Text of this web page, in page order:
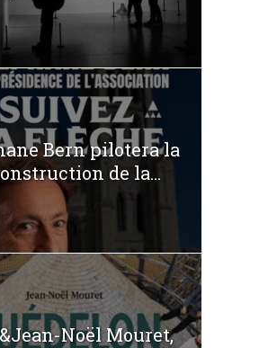
Bern pilotera la
de la...
Noël Mouret,